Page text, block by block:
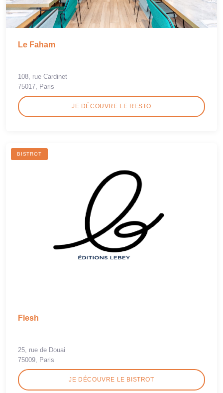
Le Faham
108, rue Cardinet
75017, Paris
JE DÉCOUVRE LE RESTO
BISTROT
Flesh
25, rue de Douai
75009, Paris
JE DÉCOUVRE LE BISTROT